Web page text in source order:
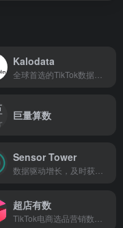
Kalodata
巨量算数
Sensor Tower
超店有数